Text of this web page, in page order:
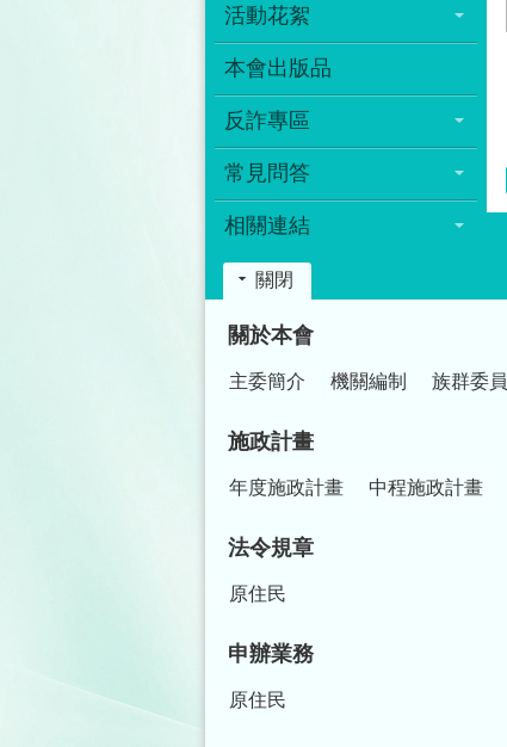
活動花絮
本會出版品
反詐專區
常見問答
相關連結
關閉
關於本會
主委簡介 機關編制 族群委員
施政計畫
年度施政計畫 中程施政計畫
法令規章
原住民
申辦業務
原住民